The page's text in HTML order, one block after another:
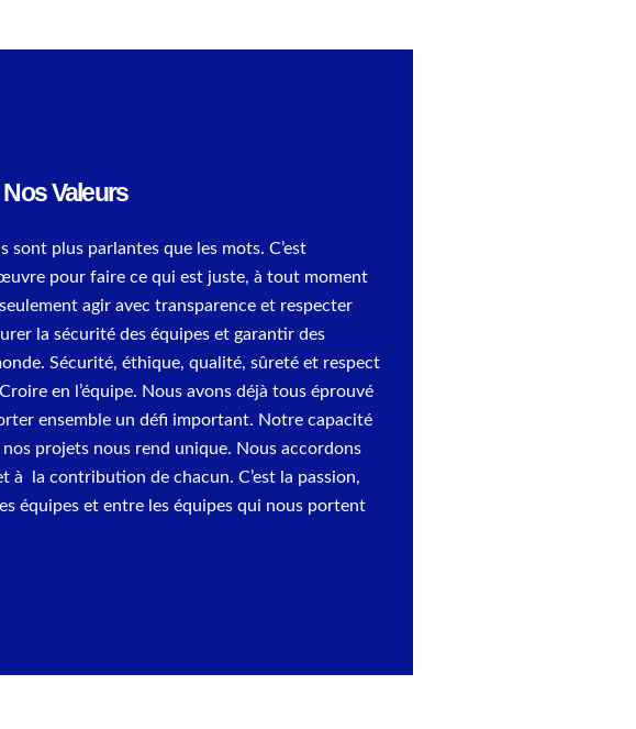
Nos Valeurs
sont plus parlantes que les mots. C’est
pour faire ce qui est juste, à tout moment
agir avec transparence et respecter
la sécurité des équipes et garantir des
Sécurité, éthique, qualité, sûreté et respect
en l’équipe. Nous avons déjà tous éprouvé
ensemble un défi important. Notre capacité
projets nous rend unique. Nous accordons
à la contribution de chacun. C’est la passion,
équipes et entre les équipes qui nous portent